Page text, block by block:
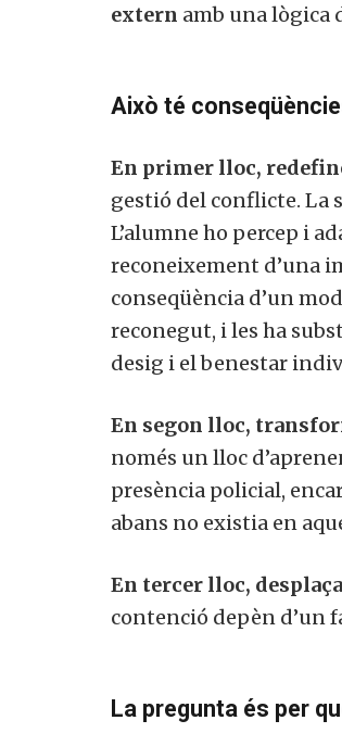
extern amb una lògica
Això té
En primer lloc,
gestió del conflicte. La
L’alumne ho percep i
reconeixement d’una
conseqüència d’un
reconegut, i les ha
desig i el benestar
En segon lloc,
només un lloc
presència policial,
abans no existia en
En tercer lloc,
contenció depèn d’un
La pregunta és per